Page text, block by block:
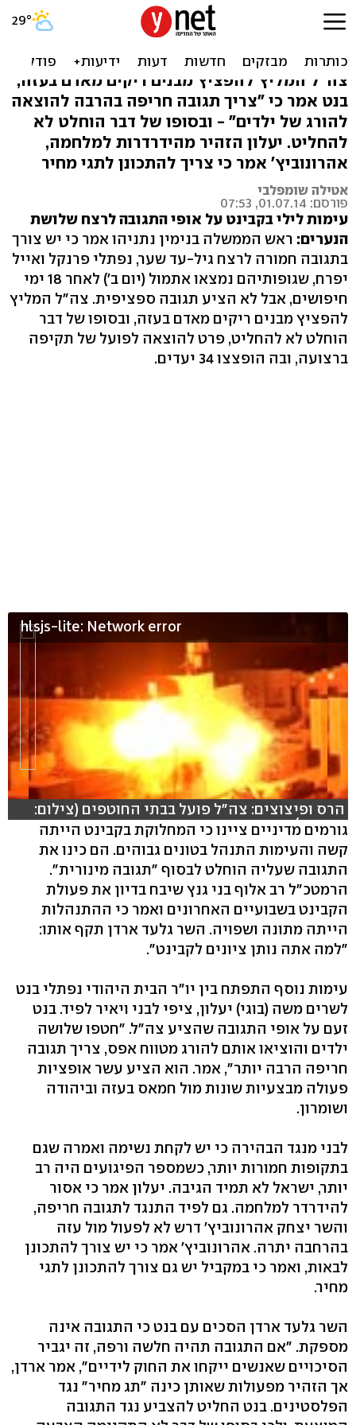
עימות חריף בקבינט: "הוצעה
תגובה מינורית"
צה"ל המליץ להפציץ מבנים ריקים מאדם בעזה,
בנט אמר כי "צריך תגובה חריפה בהרבה להוצאה
להורג של ילדים" - ובסופו של דבר הוחלט לא
להחליט. יעלון הזהיר מהידרדרות למלחמה,
אהרונוביץ' אמר כי צריך להתכונן לתגי מחיר
אטילה שומפלבי
פורסם: 01.07.14, 07:53
עימות לילי בקבינט על אופי התגובה לרצח שלושת
הנערים: ראש הממשלה בנימין נתניהו אמר כי יש צורך
בתגובה חמורה לרצח גיל-עד שער, נפתלי פרנקל ואייל
יפרח, שגופותיהם נמצאו אתמול (יום ב') לאחר 18 ימי
חיפושים, אבל לא הציע תגובה ספציפית. צה"ל המליץ
להפציץ מבנים ריקים מאדם בעזה, ובסופו של דבר
הוחלט לא להחליט, פרט להוצאה לפועל של תקיפה
ברצועה, ובה הופצצו 34 יעדים.
hlsjs-lite: Network error
הרס ופיצוצים: צה"ל פועל בבתי החוטפים (צילום:
רויטרס)
גורמים מדיניים ציינו כי המחלוקת בקבינט הייתה
קשה והעימות התנהל בטונים גבוהים. הם כינו את
התגובה שעליה הוחלט לבסוף "תגובה מינורית".
הרמטכ"ל רב אלוף בני גנץ שיבח בדיון את פעולת
הקבינט בשבועיים האחרונים ואמר כי ההתנהלות
הייתה מתונה ושפויה. השר גלעד ארדן תקף אותו:
"למה אתה נותן ציונים לקבינט".
עימות נוסף התפתח בין יו"ר הבית היהודי נפתלי בנט
לשרים משה (בוגי) יעלון, ציפי לבני ויאיר לפיד. בנט
זעם על אופי התגובה שהציע צה"ל. "חטפו שלושה
ילדים והוציאו אותם להורג מטווח אפס, צריך תגובה
חריפה הרבה יותר", אמר. הוא הציע עשר אופציות
פעולה מבצעיות שונות מול חמאס בעזה וביהודה
ושומרון.
לבני מנגד הבהירה כי יש לקחת נשימה ואמרה שגם
בתקופות חמורות יותר, כשמספר הפיגועים היה רב
יותר, ישראל לא תמיד הגיבה. יעלון אמר כי אסור
להידרדר למלחמה. גם לפיד התנגד לתגובה חריפה,
והשר יצחק אהרונוביץ' דרש לא לפעול מול עזה
בהרחבה יתרה. אהרונוביץ' אמר כי יש צורך להתכונן
לבאות, ואמר כי במקביל יש גם צורך להתכונן לתגי
מחיר.
השר גלעד ארדן הסכים עם בנט כי התגובה אינה
מספקת. "אם התגובה תהיה חלשה ורפה, זה יגביר
הסיכויים שאנשים ייקחו את החוק לידיים", אמר ארדן,
אך הזהיר מפעולות שאותן כינה "תג מחיר" נגד
הפלסטינים. בנט החליט להצביע נגד התגובה